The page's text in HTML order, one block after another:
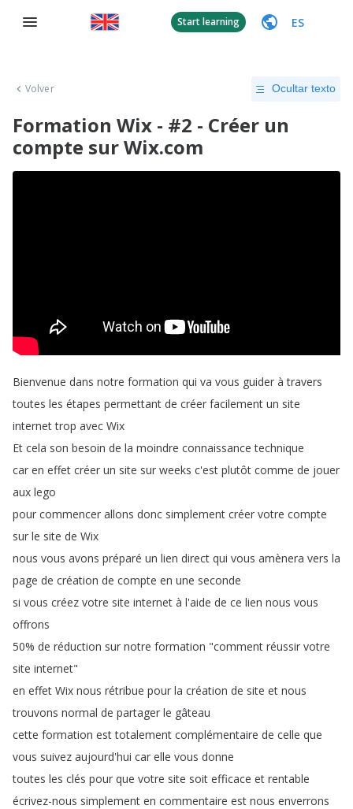
Start learning ES
Volver Ocultar texto
Formation Wix - #2 - Créer un
compte sur Wix.com
Bienvenue dans notre formation qui va vous guider à travers
toutes les étapes permettant de créer facilement un site
internet trop avec Wix
Et cela son besoin de la moindre connaissance technique
car en effet créer un site sur weeks c'est plutôt comme de jouer
aux lego
pour commencer allons donc simplement créer votre compte
sur le site de Wix
nous vous avons préparé un lien direct qui vous amènera vers la
page de création de compte en une seconde
si vous créez votre site internet à l'aide de ce lien nous vous
offrons
50% de réduction sur notre formation "comment réussir votre
site internet"
en effet Wix nous rétribue pour la création de site et nous
trouvons normal de partager le gâteau
cette formation est totalement complémentaire de celle que
vous suivez aujourd'hui car elle vous donne
toutes les clés pour que votre site soit efficace et rentable
écrivez-nous simplement en commentaire est nous enverrons